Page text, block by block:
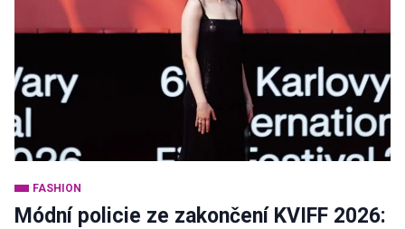
FASHION
Módní policie ze zakončení KVIFF 2026: